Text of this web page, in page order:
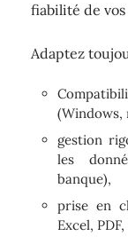
fiabilité de
Adaptez
(Windows,
gestion
les
banque),
prise en
Excel,